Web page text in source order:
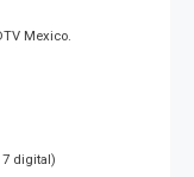
Mexico.
digital)